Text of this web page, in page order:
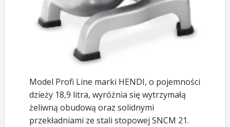
Model Profi Line marki HENDI, o pojemności
dzieży 18,9 litra, wyróżnia się wytrzymałą
żeliwną obudową oraz solidnymi
przekładniami ze stali stopowej SNCM 21.